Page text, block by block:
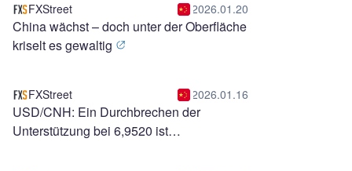
FXStreet 2026.01.20
China wächst – doch unter der Oberfläche
kriselt es gewaltig
FXStreet 2026.01.16
USD/CNH: Ein Durchbrechen der
Unterstützung bei 6,9520 ist